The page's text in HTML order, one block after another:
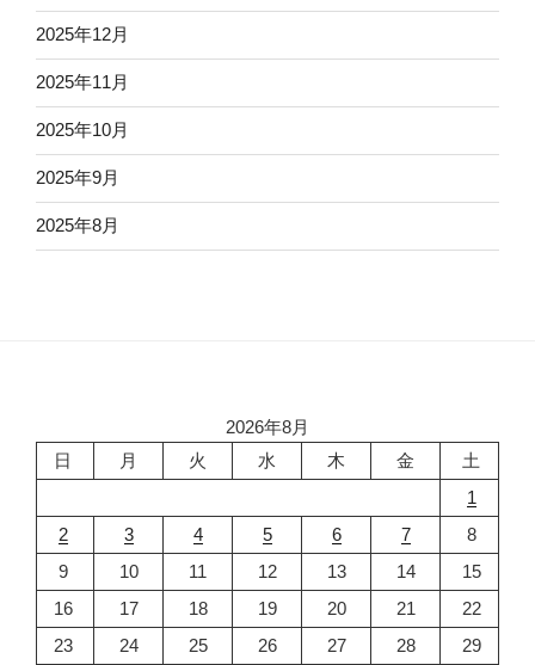
2025年12月
2025年11月
2025年10月
2025年9月
2025年8月
2026年8月
日
月 火 水 木 金
土
1
2
3 4 5 6 7
8
9
10 11 12 13 14
15
16
17 18 19 20 21
22
23
24 25 26 27 28 29